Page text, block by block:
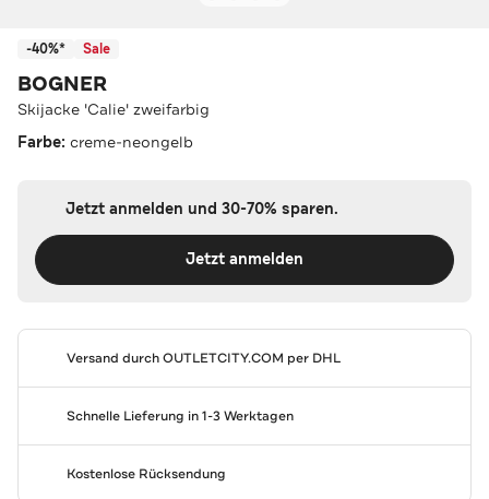
-40%* Sale
BOGNER
Skijacke 'Calie' zweifarbig
Farbe: creme-neongelb
Jetzt anmelden und 30-70% sparen.
Jetzt anmelden
Versand durchOUTLETCITY.COM per DHL
Schnelle Lieferung in 1-3 Werktagen
Kostenlose Rücksendung